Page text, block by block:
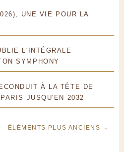
UNE VIE POUR LA
L'INTÉGRALE
SYMPHONY
À LA TÊTE DE
JUSQU'EN 2032
ÉLÉMENTS PLUS ANCIENS →